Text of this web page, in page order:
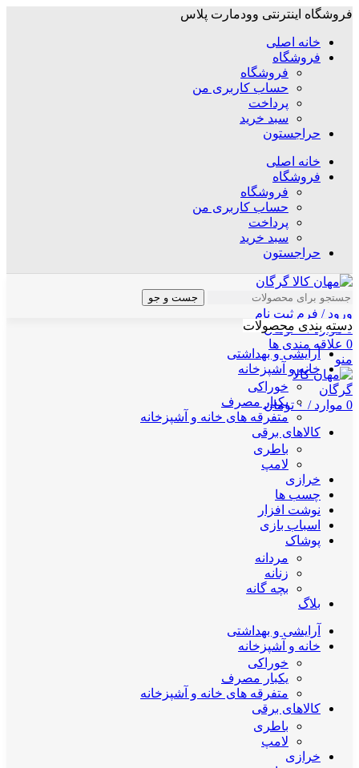
فروشگاه اینترنتی وودمارت پلاس
خانه اصلی
فروشگاه
فروشگاه
حساب کاربری من
پرداخت
سبد خرید
حراجستون
خانه اصلی
فروشگاه
فروشگاه
حساب کاربری من
پرداخت
سبد خرید
حراجستون
جست و جو
ورود / فرم ثبت نام
0 موارد / ۰ تومان
0 علاقه مندی ها
منو
0 موارد / ۰ تومان
دسته بندی محصولات
آرایشی و بهداشتی
خانه و آشپزخانه
خوراکی
یکبار مصرف
متفرقه های خانه و آشپزخانه
کالاهای برقی
باطری
لامپ
خرازی
چسب ها
نوشت افزار
اسباب بازی
پوشاک
مردانه
زنانه
بچه گانه
بلاگ
آرایشی و بهداشتی
خانه و آشپزخانه
خوراکی
یکبار مصرف
متفرقه های خانه و آشپزخانه
کالاهای برقی
باطری
لامپ
خرازی